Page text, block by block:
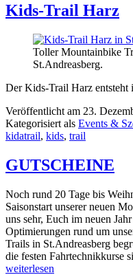
Kids-Trail Harz
Toller Mountainbike
St.Andreasberg.
Der Kids-Trail Harz entsteht
Veröffentlicht am 23.
Kategorisiert als Events &
kidatrail, kids, trail
GUTSCHEINE
Noch rund 20 Tage bis
Saisonstart unserer neuen
uns sehr, Euch im neuen
Optimierungen rund um
Trails in St.Andreasberg
die festen Fahrtechnikkurse
weiterlesen